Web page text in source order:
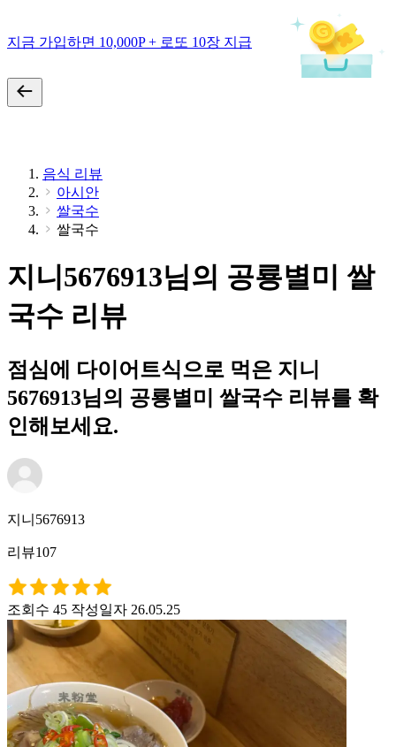
지금 가입하면 10,000P + 로또 10장 지급
음식 리뷰
아시안
쌀국수
쌀국수
지니5676913님의 공룡별미 쌀
국수 리뷰
점심에 다이어트식으로 먹은 지니
5676913님의 공룡별미 쌀국수 리뷰를 확
인해보세요.
지니5676913
리뷰107
조회수 45 작성일자 26.05.25